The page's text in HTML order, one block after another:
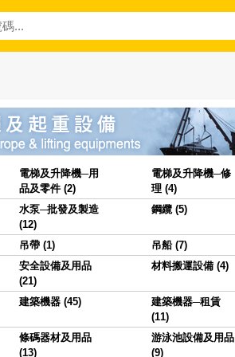
電梯及升降機─用
品及零件 (2)
電梯及升降機─修
理 (4)
水泵─批發及製造
(12)
鋼纜 (5)
吊帶 (1)
吊船 (7)
安全設備及用品
(21)
材料搬運設備 (4)
建築機器 (45)
建築機器─租賃
(11)
條碼器材及用品
(13)
游泳池設備及用品
(9)